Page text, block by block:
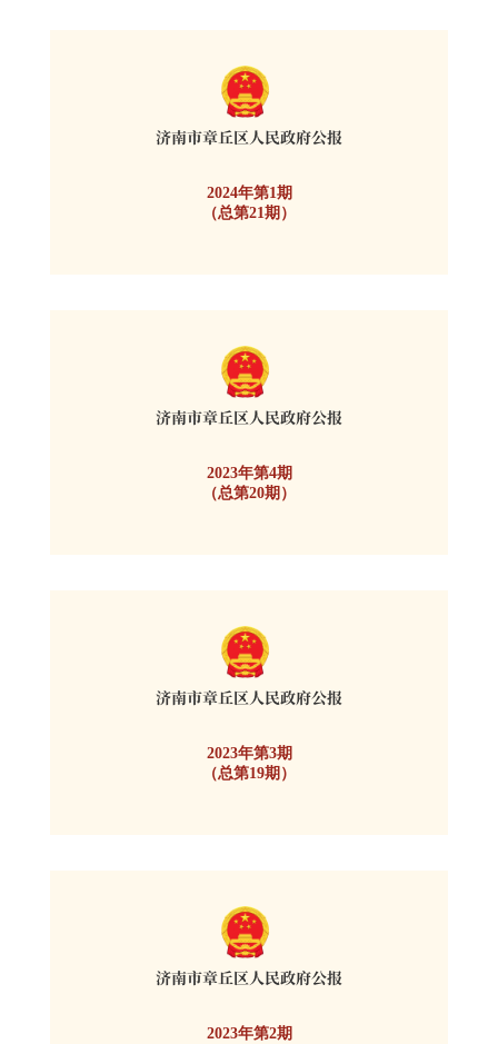
2024年第1期
（总第21期）
2023年第4期
（总第20期）
2023年第3期
（总第19期）
2023年第2期